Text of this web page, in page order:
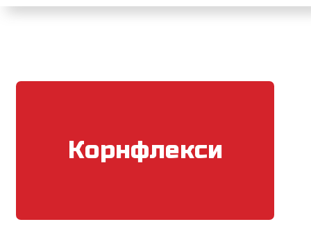
Корнфлекси